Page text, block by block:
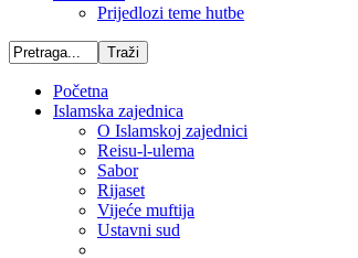
Prijedlozi teme hutbe
Početna
Islamska zajednica
O Islamskoj zajednici
Reisu-l-ulema
Sabor
Rijaset
Vijeće muftija
Ustavni sud